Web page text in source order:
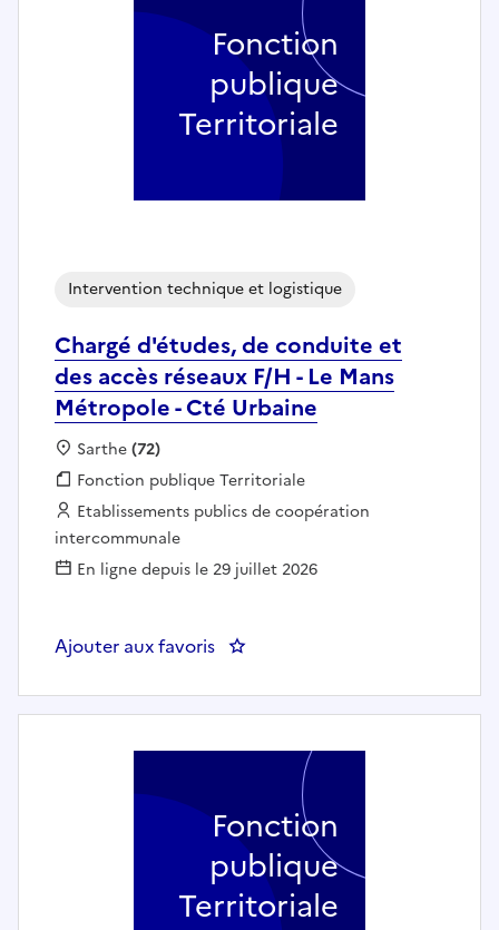
Chargé d'études, de conduite et
des accès réseaux F/H - Le Mans
Métropole - Cté Urbaine
Intervention technique et logistique
Localisation :
Sarthe(72)
Fonction publique :
Fonction publique Territoriale
Employeur :
Etablissements publics de coopération
intercommunale
En ligne depuis le 29 juillet 2026
Ajouter aux favoris : Chargé d'études, de conduite
Fonction
publique
Territoriale
Fonction
publique
Territoriale